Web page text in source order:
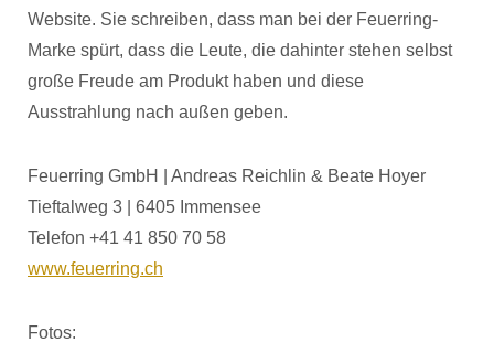
Website. Sie schreiben, dass man bei der Feuerring-
Marke spürt, dass die Leute, die dahinter stehen selbst
große Freude am Produkt haben und diese
Ausstrahlung nach außen geben.
Feuerring GmbH | Andreas Reichlin & Beate Hoyer
Tieftalweg 3 | 6405 Immensee
Telefon +41 41 850 70 58
www.feuerring.ch
Fotos: